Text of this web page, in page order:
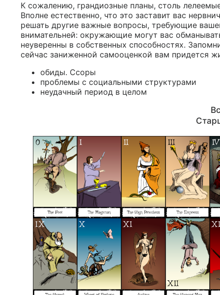
К сожалению, грандиозные планы, столь
Вполне естественно, что это заставит вас
решать другие важные вопросы, требующие
внимательней: окружающие могут вас
неуверенны в собственных способностях.
сейчас заниженной самооценкой вам придется
обиды. Ссоры
проблемы с социальными структурами
неудачный период в целом